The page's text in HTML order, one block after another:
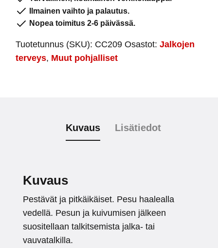
Ilmainen vaihto ja palautus.
Nopea toimitus 2-6 päivässä.
Tuotetunnus (SKU): CC209 Osastot: Jalkojen
terveys, Muut pohjalliset
Kuvaus Lisätiedot
Kuvaus
Pestävät ja pitkäikäiset. Pesu haalealla
vedellä. Pesun ja kuivumisen jälkeen
suositellaan talkitsemista jalka- tai
vauvatalkilla.